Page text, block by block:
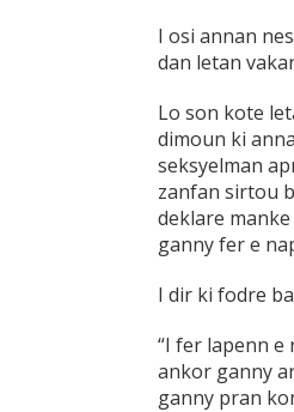
I osi annan
dan letan
Lo son kote
dimoun ki
seksyelman
zanfan sirtou
deklare
ganny fer e
I dir ki fodre
“I fer lapenn
ankor ganny
ganny pran